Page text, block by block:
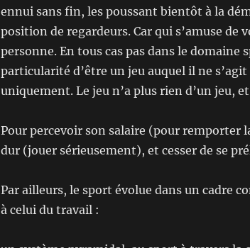
ennui sans fin, les poussant bientôt à la
position de regardeurs. Car qui s’amuse de
personne. En tous cas pas dans le domaine
particularité d’être un jeu auquel il ne s’agit
uniquement. Le jeu n’a plus rien d’un jeu,
Pour percevoir son salaire (pour
dur (jouer sérieusement), et cesser de se
Par ailleurs, le sport évolue dans un cadre
à celui du travail :